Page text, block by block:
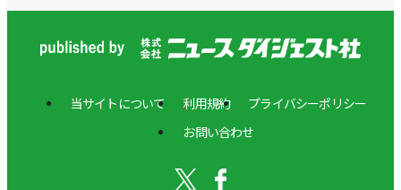
当サイトについて 利用規約
プライバシーポリシー
お問い合わせ